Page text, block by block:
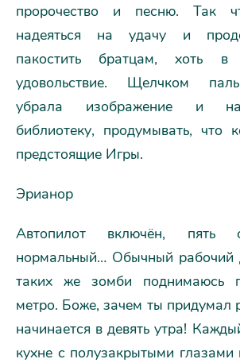
пророчество и песню. Так
надеяться на удачу и
пакостить братцам, хоть
удовольствие. Щелчком
убрала изображение и
библиотеку, продумывать, что
предстоящие Игры.
Эрианор
Автопилот включён, пять
нормальный… Обычный рабочий
таких же зомби поднимаюсь
метро. Боже, зачем ты придумал
начинается в девять утра!
кухне с полузакрытыми глазами